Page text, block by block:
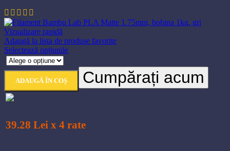
Vizualizare rapidă
Adaugă la lista de produse favorite
Selectează opțiunileAcest
multe
fi
ADAUGĂ ÎN COȘ Cumpărați acum
39.28 Lei x 4 rate